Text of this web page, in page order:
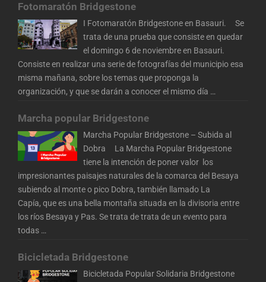
Fotomaratón Bridgestone
I Fotomaratón Bridgestone en Basauri. Se
trata de una prueba que consiste en quedar
el domingo 6 de noviembre en Basauri.
Consiste en realizar una serie de fotografías del municipio esa
misma mañana, sobre los temas que proponga la
organización, y que se darán a conocer el mismo día …
Marcha popular Bridgestone
Marcha Popular Bridgestone – Subida al
Dobra La Marcha Popular Bridgestone
tiene la intención de poner valor los
impresionantes paisajes naturales de la comarca del Besaya
subiendo al monte o pico Dobra, también llamado La
Capía, que es una bella montaña situada en la divisoria entre
los ríos Besaya y Pas. Se trata de trata de un evento para
todas …
Bicicletada Bridgestone
Bicicletada Popular Solidaria Bridgestone